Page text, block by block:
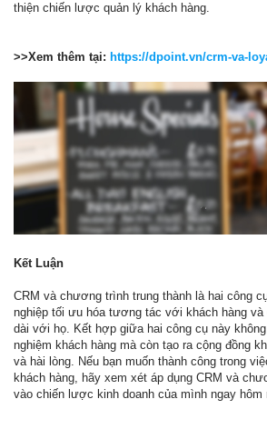
thiện chiến lược quản lý khách hàng.
>>Xem thêm tại: https://dpoint.vn/crm-va-
Kết Luận
CRM và chương trình trung thành là hai công
nghiệp tối ưu hóa tương tác với khách hàng và
dài với họ. Kết hợp giữa hai công cụ này
nghiệm khách hàng mà còn tạo ra cộng đồng
và hài lòng. Nếu bạn muốn thành công trong
khách hàng, hãy xem xét áp dụng CRM và
vào chiến lược kinh doanh của mình ngay hôm